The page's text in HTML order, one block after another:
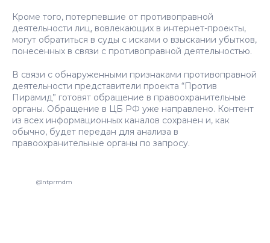
Кроме того, потерпевшие от противоправной
деятельности лиц, вовлекающих в интернет-проекты,
могут обратиться в суды с исками о взыскании убытков,
понесенных в связи с противоправной деятельностью.
В связи с обнаруженными признаками противоправной
деятельности представители проекта “Против
Пирамид” готовят обращение в правоохранительные
органы. Обращение в ЦБ РФ уже направлено. Контент
из всех информационных каналов сохранен и, как
обычно, будет передан для анализа в
правоохранительные органы по запросу.
@ntprmdm